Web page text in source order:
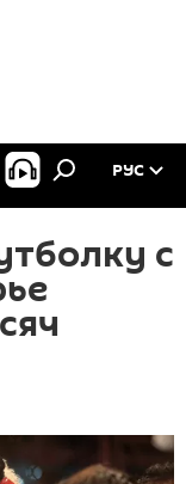
РУС
с